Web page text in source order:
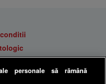
personale să rămână